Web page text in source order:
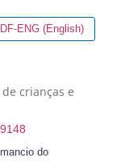
ENG (English)
de crianças e
do